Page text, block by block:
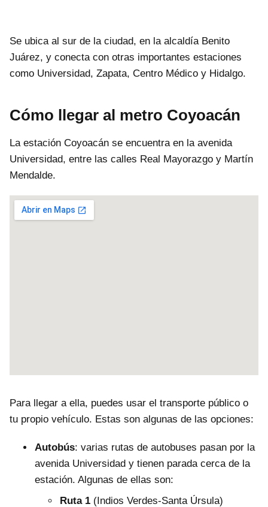
Se ubica al sur de la ciudad, en la alcaldía Benito
Juárez, y conecta con otras importantes estaciones
como Universidad, Zapata, Centro Médico y Hidalgo.
Cómo llegar al metro Coyoacán
La estación Coyoacán se encuentra en la avenida
Universidad, entre las calles Real Mayorazgo y Martín
Mendalde.
Para llegar a ella, puedes usar el transporte público o
tu propio vehículo. Estas son algunas de las opciones:
Autobús: varias rutas de autobuses pasan por la
avenida Universidad y tienen parada cerca de la
estación. Algunas de ellas son:
Ruta 1 (Indios Verdes-Santa Úrsula)